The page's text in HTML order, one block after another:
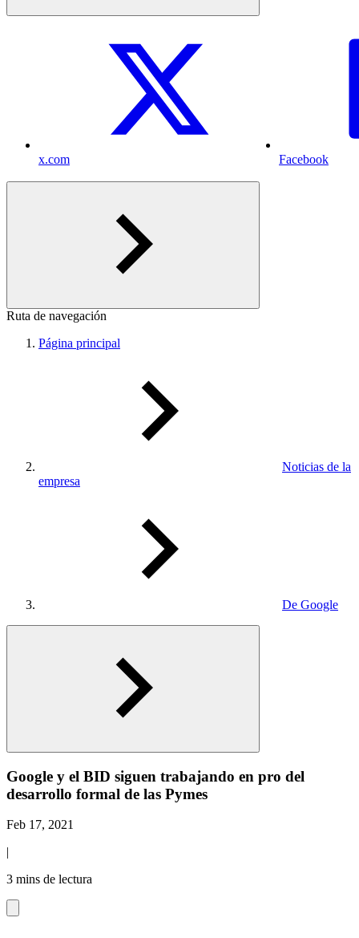
x.com Facebook
Ruta de navegación
Página principal
Noticias de la
empresa
De Google
Google y el BID siguen trabajando en pro del
desarrollo formal de las Pymes
Feb 17, 2021
|
3 mins de lectura